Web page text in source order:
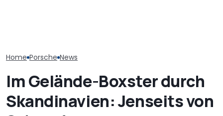
Home Porsche News
Im Gelände-Boxster durch
Skandinavien: Jenseits von